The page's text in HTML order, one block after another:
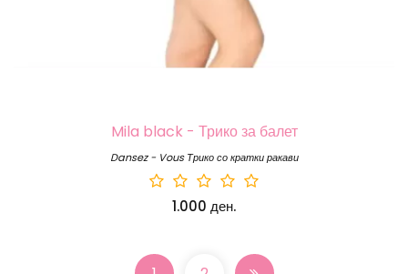
Mila black - Трико за балет
Dansez - Vous Трико со кратки ракави
1.000 ден.